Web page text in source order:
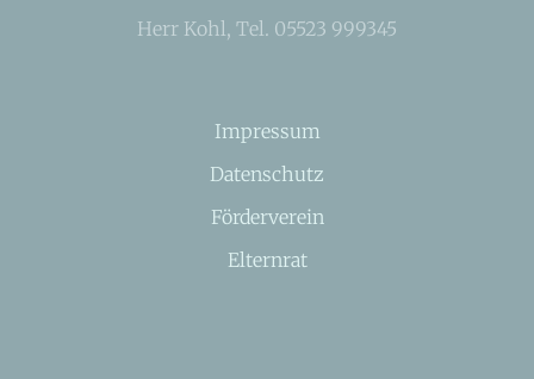
Herr Kohl, Tel. 05523 999345
Impressum
Datenschutz
Förderverein
Elternrat